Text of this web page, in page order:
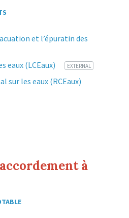
et l’épuratin des
eaux (LCEaux)
File
1EXTERNAL
sur les eaux (RCEaux)
à